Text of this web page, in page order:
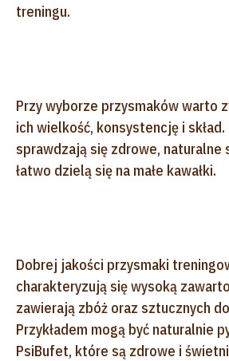
treningu.
Przy wyborze przysmaków warto
ich wielkość, konsystencję i
sprawdzają się zdrowe, naturalne
łatwo dzielą się na małe kawałki.
Dobrej jakości przysmaki
charakteryzują się wysoką
zawierają zbóż oraz sztucznych
Przykładem mogą być naturalnie
PsiBufet, które są zdrowe i